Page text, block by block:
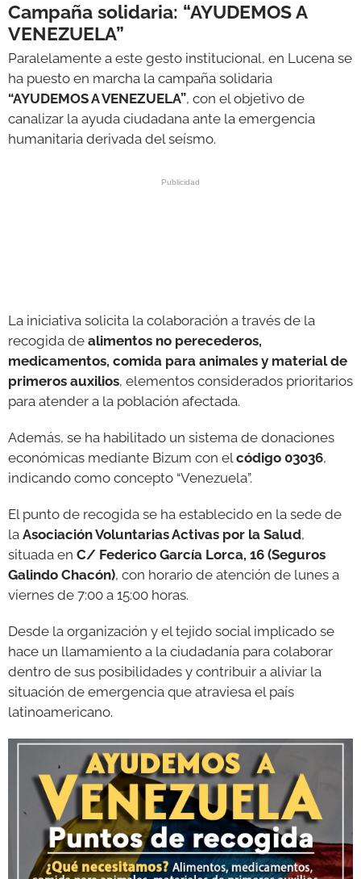
Campaña solidaria: “AYUDEMOS A
VENEZUELA”
Paralelamente a este gesto institucional, en Lucena se
ha puesto en marcha la campaña solidaria
“AYUDEMOS A VENEZUELA”, con el objetivo de
canalizar la ayuda ciudadana ante la emergencia
humanitaria derivada del seísmo.
La iniciativa solicita la colaboración a través de la
recogida de alimentos no perecederos,
medicamentos, comida para animales y material de
primeros auxilios, elementos considerados prioritarios
para atender a la población afectada.
Además, se ha habilitado un sistema de donaciones
económicas mediante Bizum con elcódigo 03036,
indicando como concepto “Venezuela”.
El punto de recogida se ha establecido en la sede de
la Asociación Voluntarias Activas por la Salud,
situada en C/ Federico García Lorca, 16 (Seguros
Galindo Chacón), con horario de atención de lunes a
viernes de 7:00 a 15:00 horas.
Desde la organización y el tejido social implicado se
hace un llamamiento a la ciudadanía para colaborar
dentro de sus posibilidades y contribuir a aliviar la
situación de emergencia que atraviesa el país
latinoamericano.